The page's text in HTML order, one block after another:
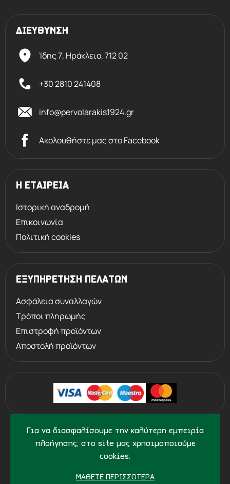
Για να διασφαλίσουμε την καλύτερη εμπειρία
πλοήγησης, στο site μας χρησιμοποιούμε
cookies.
ΜΆΘΕΤΕ ΠΕΡΙΣΣΌΤΕΡΑ
ΔΙΕΥΘΥΝΣΗ
Ίδης 7, Ηράκλειο,712 02
+30 2810 241408
info@pervolarakis1924.gr
Ακολουθήστε μας στο Facebook
Η ΕΤΑΙΡΕΙΑ
Ιστορική αναδρομή
Επικοινωνία
Πολιτική cookies
ΕΞΥΠΗΡΕΤΗΣΗ ΠΕΛΑΤΩΝ
Ασφάλεια συναλλαγών
Τρόποι πληρωμής
Επιστροφή προϊόντων
Αποστολή προϊόντων
© 2013 - 2026 PERVOLARAKIS1924.GR